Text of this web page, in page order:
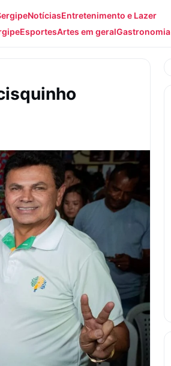
NotíciasEntretenimento e Lazer
EsportesArtes em geralGastronomia